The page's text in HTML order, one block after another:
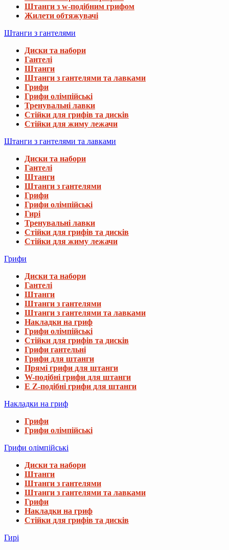
Штанги з w-подібним грифом
Жилети обтяжувачі
Штанги з гантелями
Диски та набори
Гантелі
Штанги
Штанги з гантелями та лавками
Грифи
Грифи олімпійські
Тренувальні лавки
Стійки для грифів та дисків
Стійки для жиму лежачи
Штанги з гантелями та лавками
Диски та набори
Гантелі
Штанги
Штанги з гантелями
Грифи
Грифи олімпійські
Гирі
Тренувальні лавки
Стійки для грифів та дисків
Стійки для жиму лежачи
Грифи
Диски та набори
Гантелі
Штанги
Штанги з гантелями
Штанги з гантелями та лавками
Накладки на гриф
Грифи олімпійські
Стійки для грифів та дисків
Грифи гантельні
Грифи для штанги
Прямі грифи для штанги
W-подібні грифи для штанги
E Z-подібні грифи для штанги
Накладки на гриф
Грифи
Грифи олімпійські
Грифи олімпійські
Диски та набори
Штанги
Штанги з гантелями
Штанги з гантелями та лавками
Грифи
Накладки на гриф
Стійки для грифів та дисків
Гирі